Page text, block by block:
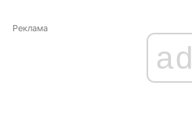
Реклама
ad